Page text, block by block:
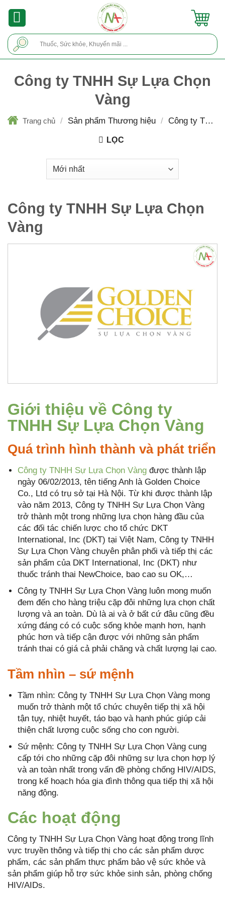
Công ty TNHH Sự Lựa Chọn
Vàng
Trang chủ / Sản phẩm Thương hiệu / Công ty TNHH
LỌC
Công ty TNHH Sự Lựa Chọn
Vàng
Giới thiệu về Công ty
TNHH Sự Lựa Chọn Vàng
Quá trình hình thành và phát triển
Công ty TNHH Sự Lựa Chọn Vàng được thành lập
ngày 06/02/2013, tên tiếng Anh là Golden Choice
Co., Ltd có trụ sở tại Hà Nội. Từ khi được thành lập
vào năm 2013, Công ty TNHH Sự Lựa Chọn Vàng
trở thành một trong những lựa chọn hàng đầu của
các đối tác chiến lược cho tổ chức DKT
International, Inc (DKT) tại Việt Nam, Công ty TNHH
Sự Lựa Chọn Vàng chuyên phân phối và tiếp thị các
sản phẩm của DKT International, Inc (DKT) như
thuốc tránh thai NewChoice, bao cao su OK,…
Công ty TNHH Sự Lựa Chọn Vàng luôn mong muốn
đem đến cho hàng triệu cặp đôi những lựa chọn chất
lượng và an toàn. Dù là ai và ở bất cứ đâu cũng đều
xứng đáng có có cuộc sống khỏe mạnh hơn, hạnh
phúc hơn và tiếp cận được với những sản phẩm
tránh thai có giá cả phải chăng và chất lượng lại cao.
Tầm nhìn – sứ mệnh
Tầm nhìn: Công ty TNHH Sự Lựa Chọn Vàng mong
muốn trở thành một tổ chức chuyên tiếp thị xã hội
tận tụy, nhiệt huyết, táo bạo và hạnh phúc giúp cải
thiện chất lượng cuộc sống cho con người.
Sứ mệnh: Công ty TNHH Sự Lựa Chọn Vàng cung
cấp tới cho những cặp đôi những sự lựa chọn hợp lý
và an toàn nhất trong vấn đề phòng chống HIV/AIDS,
trong kế hoạch hóa gia đình thông qua tiếp thị xã hội
năng động.
Các hoạt động
Công ty TNHH Sự Lựa Chọn Vàng hoạt động trong lĩnh
vực truyền thông và tiếp thị cho các sản phẩm dược
phẩm, các sản phẩm thực phẩm bảo vệ sức khỏe và
sản phẩm giúp hỗ trợ sức khỏe sinh sản, phòng chống
HIV/AIDs.